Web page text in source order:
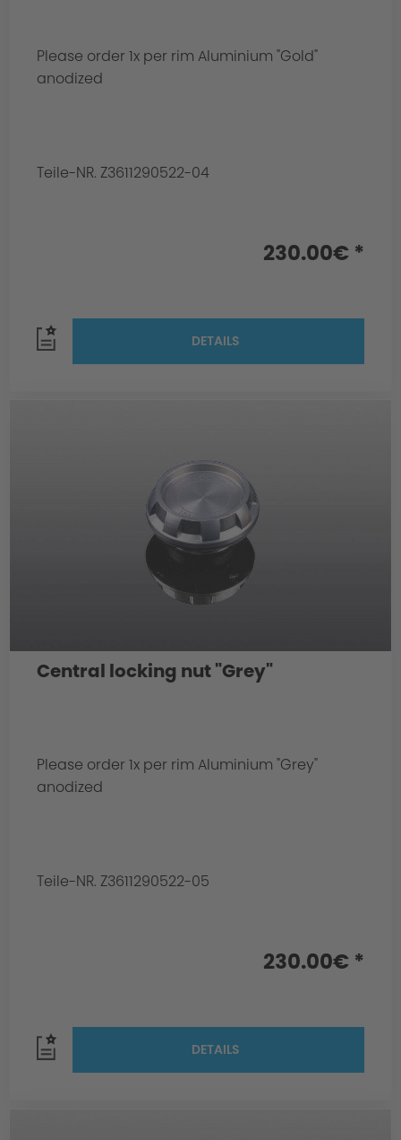
Please order 1x per rim Aluminium "Gold"
anodized
Teile-NR. Z3611290522-04
230.00€ *
DETAILS
Central locking nut "Grey"
Please order 1x per rim Aluminium "Grey"
anodized
Teile-NR. Z3611290522-05
230.00€ *
DETAILS